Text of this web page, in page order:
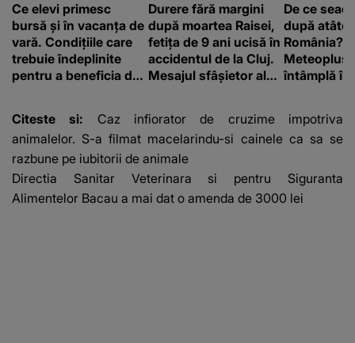
Ce elevi primesc
bursă și în vacanța de
vară. Condițiile care
trebuie îndeplinite
pentru a beneficia de
Durere fără margini
după moartea Raisei,
fetița de 9 ani ucisă în
accidentul de la Cluj.
Mesajul sfâșietor al
De ce
după
România?
Meteoplus
întâmplă în
Citeste si: Caz infiorator de cruzime impotriva
animalelor. S-a filmat macelarindu-si cainele ca sa se
razbune pe iubitorii de animale
Directia Sanitar Veterinara si pentru Siguranta
Alimentelor Bacau a mai dat o amenda de 3000 lei